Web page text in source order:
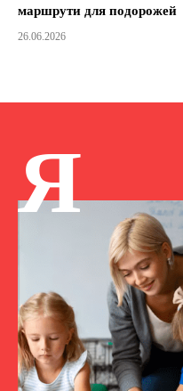
маршрути для подорожей
26.06.2026
Я